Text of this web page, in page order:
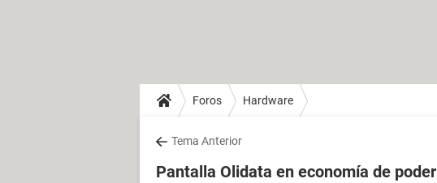
Foros Hardware
Tema Anterior
Pantalla Olidata en economía de poder